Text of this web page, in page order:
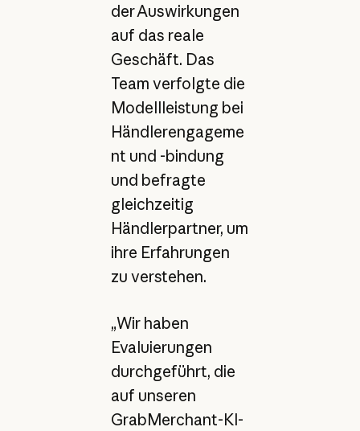
der Auswirkungen
auf das reale
Geschäft. Das
Team verfolgte die
Modellleistung bei
Händlerengageme
nt und -bindung
und befragte
gleichzeitig
Händlerpartner, um
ihre Erfahrungen
zu verstehen.
„Wir haben
Evaluierungen
durchgeführt, die
auf unseren
GrabMerchant-KI-